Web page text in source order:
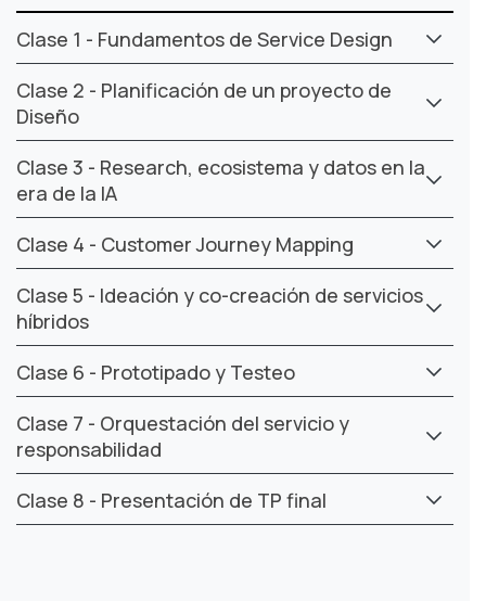
Clase 1 - Fundamentos de Service Design
Clase 2 - Planificación de un proyecto de
Diseño
Clase 3 - Research, ecosistema y datos en la
era de la IA
Clase 4 - Customer Journey Mapping
Clase 5 - Ideación y co-creación de servicios
híbridos
Clase 6 - Prototipado y Testeo
Clase 7 - Orquestación del servicio y
responsabilidad
Clase 8 - Presentación de TP final